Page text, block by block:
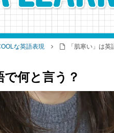
な英語表現 「肌寒い」は英
で何と言う？